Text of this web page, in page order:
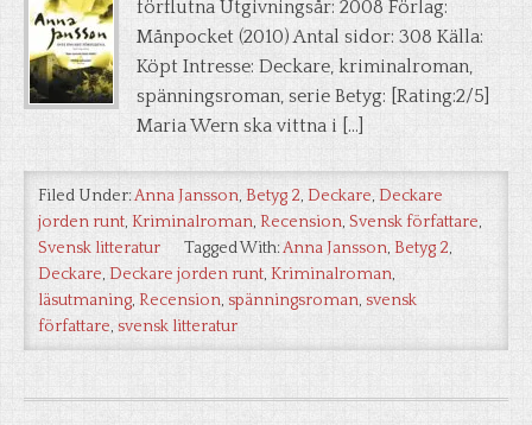
förflutna Utgivningsår: 2008 Förlag:
Månpocket (2010) Antal sidor: 308 Källa:
Köpt Intresse: Deckare, kriminalroman,
spänningsroman, serie Betyg: [Rating:2/5]
Maria Wern ska vittna i […]
Filed Under:Anna Jansson, Betyg 2, Deckare, Deckare
jorden runt, Kriminalroman, Recension, Svensk författare,
Svensk litteratur
Tagged With:Anna Jansson, Betyg 2,
Deckare, Deckare jorden runt, Kriminalroman,
läsutmaning, Recension, spänningsroman, svensk
författare, svensk litteratur